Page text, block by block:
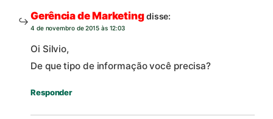
Gerência de Marketingdisse:
4 de novembro de 2015 às 12:03
Oi Silvio,
De que tipo de informação você precisa?
Responder